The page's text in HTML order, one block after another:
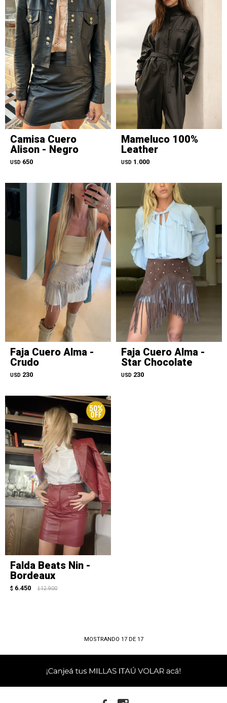
Camisa Cuero
Alison - Negro
USD 650
Mameluco 100%
Leather
USD 1.000
Faja Cuero Alma -
Crudo
USD 230
Faja Cuero Alma -
Star Chocolate
USD 230
Falda Beats Nin -
Bordeaux
$ 6.450 $ 12.900
MOSTRANDO 17DE 17